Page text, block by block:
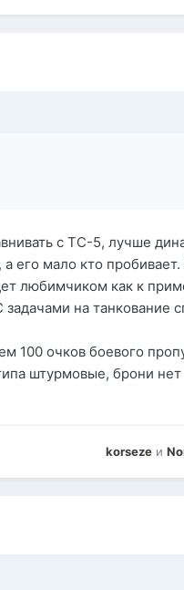
с ТС-5, лучше
его мало кто
любимчиком как к
на танкование
100 очков боевого
штурмовые, брони
korsezeи